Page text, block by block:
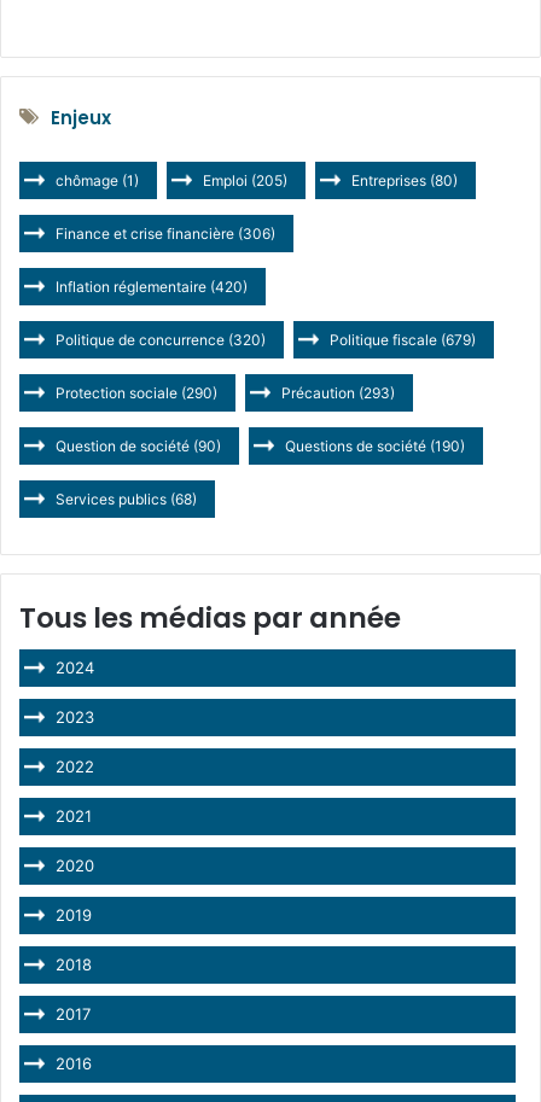
Enjeux
chômage (1) Emploi (205) Entreprises (80)
Finance et crise financière (306)
Inflation réglementaire (420)
Politique de concurrence (320) Politique fiscale (679)
Protection sociale (290) Précaution (293)
Question de société (90) Questions de société (190)
Services publics (68)
Tous les médias par année
2024
2023
2022
2021
2020
2019
2018
2017
2016